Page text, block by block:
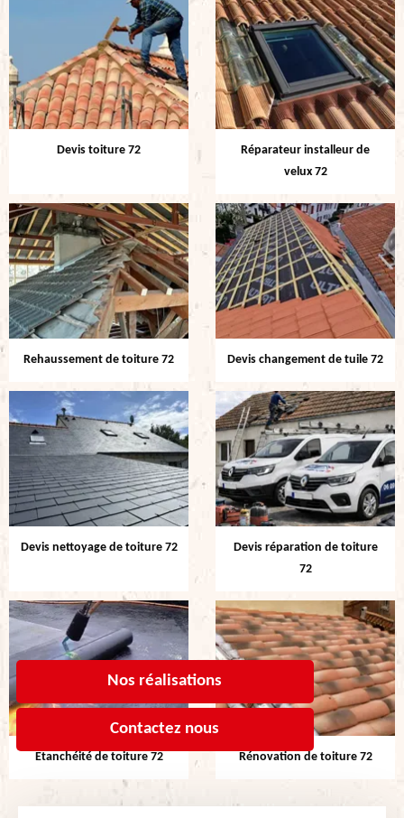
Nos réalisations
Contactez nous
Devis toiture 72
Réparateur installeur de
velux 72
Rehaussement de toiture 72 Devis changement de tuile 72
Devis nettoyage de toiture 72
Devis réparation de toiture
72
Etanchéité de toiture 72 Rénovation de toiture 72